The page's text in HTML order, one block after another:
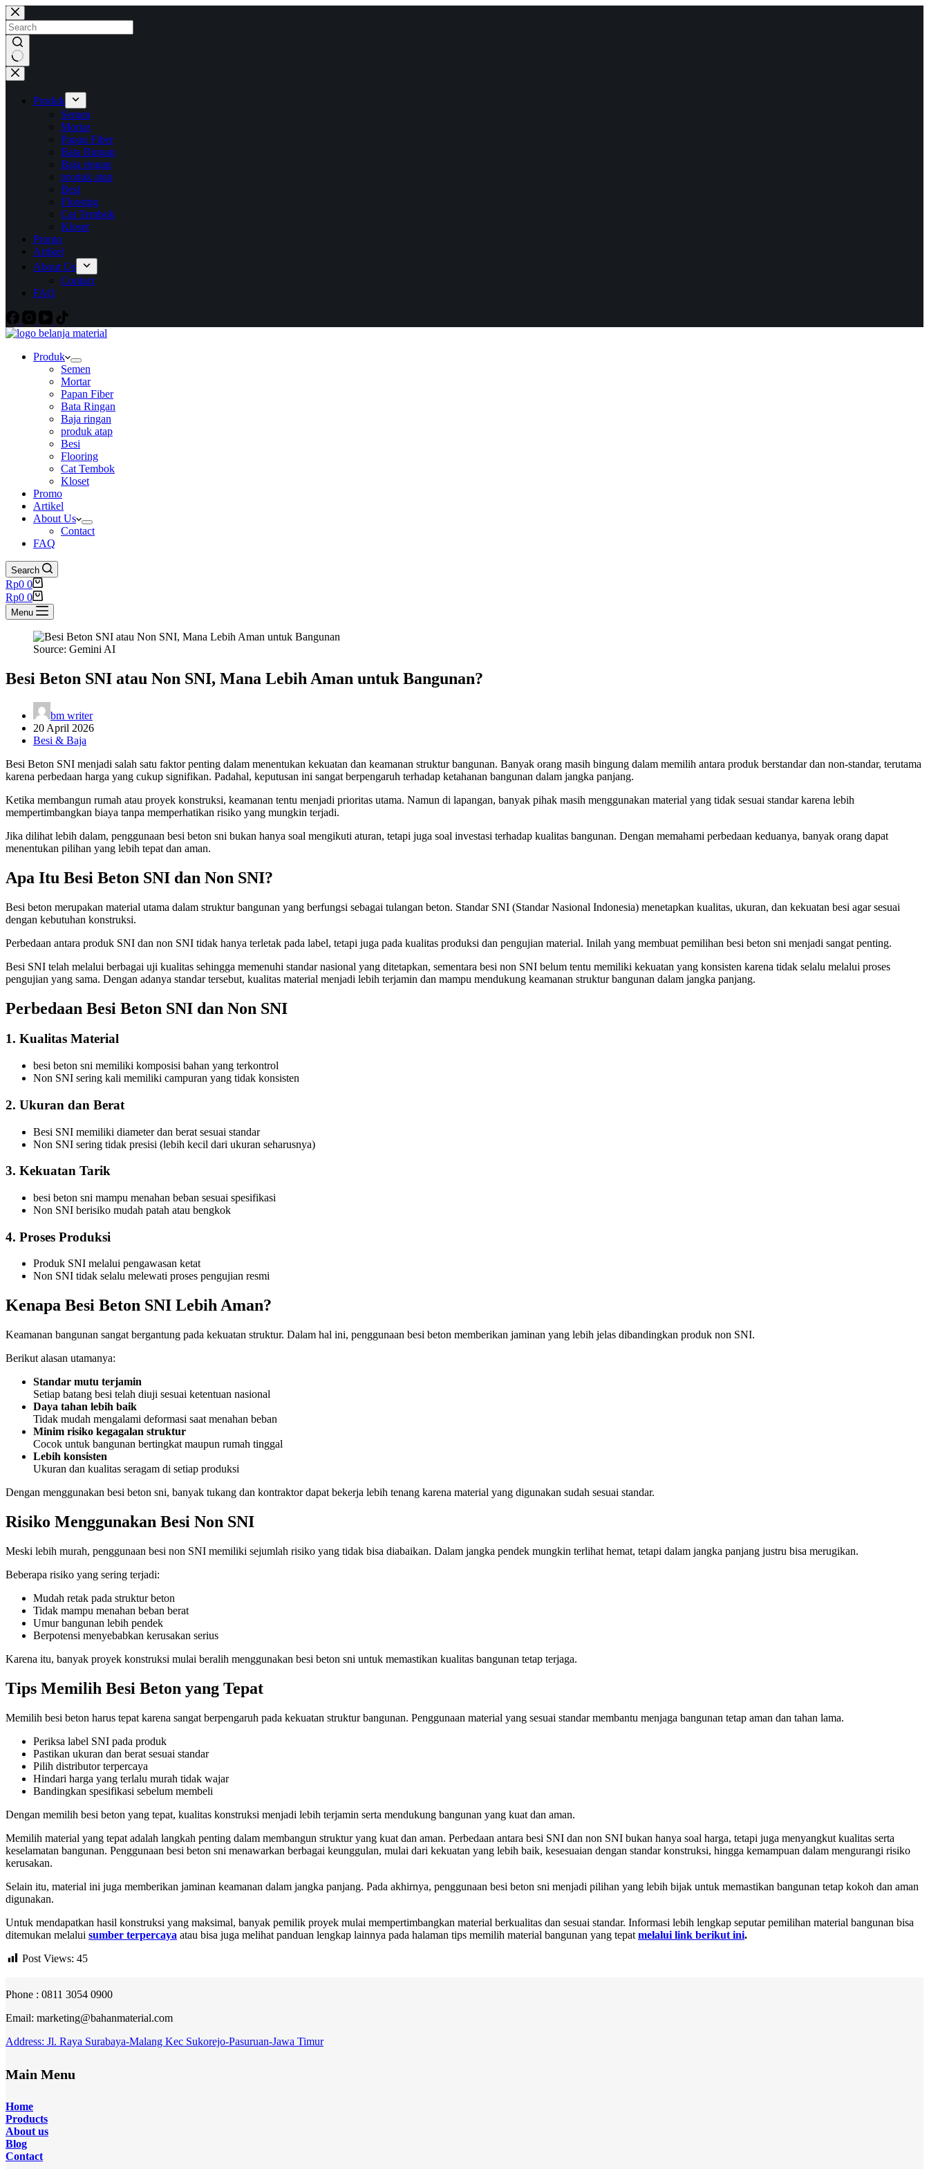
Skip
to
content
No
results
Produk
Semen
Mortar
Papan Fiber
Bata Ringan
Baja ringan
produk atap
Besi
Flooring
Cat Tembok
Kloset
Promo
Artikel
About Us
Contact
FAQ
Produk
Semen
Mortar
Papan Fiber
Bata Ringan
Baja ringan
produk atap
Besi
Flooring
Cat Tembok
Kloset
Promo
Artikel
About Us
Contact
FAQ
Search
Shopping
cart
Rp0 0
Shopping
cart
Rp0 0
Menu
Source: Gemini AI
Besi Beton SNI atau Non SNI, Mana Lebih Aman untuk Bangunan?
bm writer
20 April 2026
Besi & Baja
Besi Beton SNI menjadi salah satu faktor penting dalam menentukan kekuatan dan keamanan struktur bangunan. Banyak orang masih bingung dalam memilih antara produk berstandar dan non-standar, terutama
karena perbedaan harga yang cukup signifikan. Padahal, keputusan ini sangat berpengaruh terhadap ketahanan bangunan dalam jangka panjang.
Ketika membangun rumah atau proyek konstruksi, keamanan tentu menjadi prioritas utama. Namun di lapangan, banyak pihak masih menggunakan material yang tidak sesuai standar karena lebih
mempertimbangkan biaya tanpa memperhatikan risiko yang mungkin terjadi.
Jika dilihat lebih dalam, penggunaan besi beton sni bukan hanya soal mengikuti aturan, tetapi juga soal investasi terhadap kualitas bangunan. Dengan memahami perbedaan keduanya, banyak orang dapat
menentukan pilihan yang lebih tepat dan aman.
Apa Itu Besi Beton SNI dan Non SNI?
Besi beton merupakan material utama dalam struktur bangunan yang berfungsi sebagai tulangan beton. Standar SNI (Standar Nasional Indonesia) menetapkan kualitas, ukuran, dan kekuatan besi agar sesuai
dengan kebutuhan konstruksi.
Perbedaan antara produk SNI dan non SNI tidak hanya terletak pada label, tetapi juga pada kualitas produksi dan pengujian material. Inilah yang membuat pemilihan besi beton sni menjadi sangat penting.
Besi SNI telah melalui berbagai uji kualitas sehingga memenuhi standar nasional yang ditetapkan, sementara besi non SNI belum tentu memiliki kekuatan yang konsisten karena tidak selalu melalui proses
pengujian yang sama. Dengan adanya standar tersebut, kualitas material menjadi lebih terjamin dan mampu mendukung keamanan struktur bangunan dalam jangka panjang.
Perbedaan Besi Beton SNI dan Non SNI
1. Kualitas Material
besi beton sni memiliki komposisi bahan yang terkontrol
Non SNI sering kali memiliki campuran yang tidak konsisten
2. Ukuran dan Berat
Besi SNI memiliki diameter dan berat sesuai standar
Non SNI sering tidak presisi (lebih kecil dari ukuran seharusnya)
3. Kekuatan Tarik
besi beton sni mampu menahan beban sesuai spesifikasi
Non SNI berisiko mudah patah atau bengkok
4. Proses Produksi
Produk SNI melalui pengawasan ketat
Non SNI tidak selalu melewati proses pengujian resmi
Kenapa Besi Beton SNI Lebih Aman?
Keamanan bangunan sangat bergantung pada kekuatan struktur. Dalam hal ini, penggunaan besi beton memberikan jaminan yang lebih jelas dibandingkan produk non SNI.
Berikut alasan utamanya:
Standar mutu terjamin
Setiap batang besi telah diuji sesuai ketentuan nasional
Daya tahan lebih baik
Tidak mudah mengalami deformasi saat menahan beban
Minim risiko kegagalan struktur
Cocok untuk bangunan bertingkat maupun rumah tinggal
Lebih konsisten
Ukuran dan kualitas seragam di setiap produksi
Dengan menggunakan besi beton sni, banyak tukang dan kontraktor dapat bekerja lebih tenang karena material yang digunakan sudah sesuai standar.
Risiko Menggunakan Besi Non SNI
Meski lebih murah, penggunaan besi non SNI memiliki sejumlah risiko yang tidak bisa diabaikan. Dalam jangka pendek mungkin terlihat hemat, tetapi dalam jangka panjang justru bisa merugikan.
Beberapa risiko yang sering terjadi:
Mudah retak pada struktur beton
Tidak mampu menahan beban berat
Umur bangunan lebih pendek
Berpotensi menyebabkan kerusakan serius
Karena itu, banyak proyek konstruksi mulai beralih menggunakan besi beton sni untuk memastikan kualitas bangunan tetap terjaga.
Tips Memilih Besi Beton yang Tepat
Memilih besi beton harus tepat karena sangat berpengaruh pada kekuatan struktur bangunan. Penggunaan material yang sesuai standar membantu menjaga bangunan tetap aman dan tahan lama.
Periksa label SNI pada produk
Pastikan ukuran dan berat sesuai standar
Pilih distributor terpercaya
Hindari harga yang terlalu murah tidak wajar
Bandingkan spesifikasi sebelum membeli
Dengan memilih besi beton yang tepat, kualitas konstruksi menjadi lebih terjamin serta mendukung bangunan yang kuat dan aman.
Memilih material yang tepat adalah langkah penting dalam membangun struktur yang kuat dan aman. Perbedaan antara besi SNI dan non SNI bukan hanya soal harga, tetapi juga menyangkut kualitas serta
keselamatan bangunan. Penggunaan besi beton sni menawarkan berbagai keunggulan, mulai dari kekuatan yang lebih baik, kesesuaian dengan standar konstruksi, hingga kemampuan dalam mengurangi risiko
kerusakan.
Selain itu, material ini juga memberikan jaminan keamanan dalam jangka panjang. Pada akhirnya, penggunaan besi beton sni menjadi pilihan yang lebih bijak untuk memastikan bangunan tetap kokoh dan aman
digunakan.
Untuk mendapatkan hasil konstruksi yang maksimal, banyak pemilik proyek mulai mempertimbangkan material berkualitas dan sesuai standar. Informasi lebih lengkap seputar pemilihan material bangunan bisa
ditemukan melalui sumber terpercaya atau bisa juga melihat panduan lengkap lainnya pada halaman tips memilih material bangunan yang tepat melalui link berikut ini.
Post Views: 45
Phone : 0811 3054 0900
Email: marketing@bahanmaterial.com
Address: Jl. Raya Surabaya-Malang Kec Sukorejo-Pasuruan-Jawa Timur
Main Menu
Home
Products
Aboutus
Blog
Contact